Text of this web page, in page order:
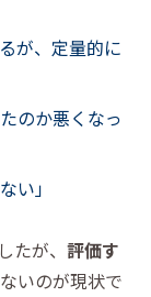
が、定量的に
のか悪くなっ
い」
たが、 評価す
いのが現状で